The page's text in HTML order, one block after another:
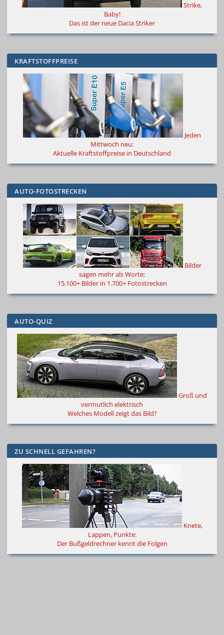
Strike,
Baby!
Das ist der neue Dacia Striker
KRAFTSTOFFPREISE
Jeden
Mittwoch neu:
Aktuelle Kraftstoffpreise in Deutschland
AUTO-FOTOSTRECKEN
Bilder
sagen mehr als Worte:
15.100+ Bilder in 1.700+ Fotostrecken
AUTO-QUIZ
Groß und
vermutlich elektrisch
Welches Modell zeigt das Bild?
ZU SCHNELL GEFAHREN?
Knete,
Lappen, Punkte:
Der Bußgeldrechner kennt die Folgen